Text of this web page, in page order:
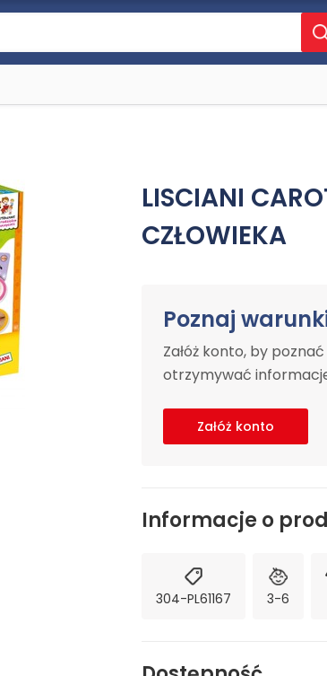
LISCIANI
CZŁOWIEKA
Poznaj
Załóż konto, by
otrzymywać
Załóż konto
Informacje o
304-PL61167 3-6